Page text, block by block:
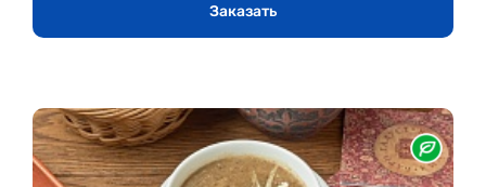
Заказать